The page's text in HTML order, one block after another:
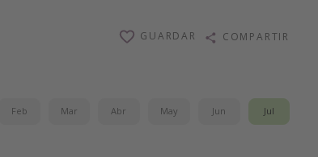
GUARDAR COMPARTIR
Feb Mar Abr May Jun Jul